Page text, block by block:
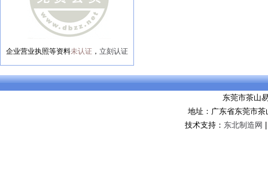
企业营业执照等资料未认证 ， 立刻认证
东莞市茶山
地址：广东省东莞市
技术支持： 东北制造网